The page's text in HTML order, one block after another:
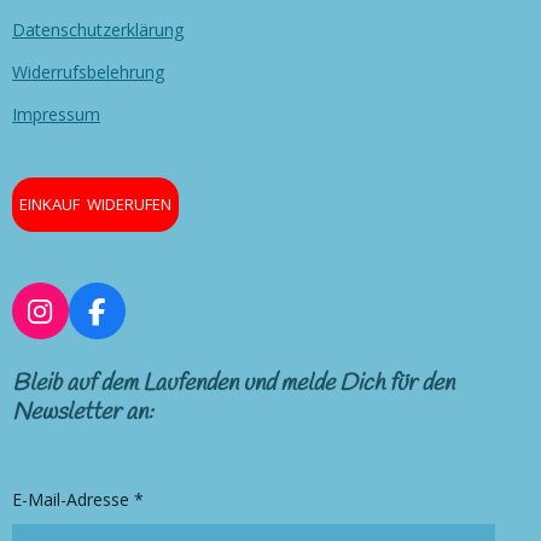
Datenschutzerklärung
Widerrufsbelehrung
Impressum
EINKAUF WIDERUFEN
I
n
s
t
a
a
F
a
c
e
b
k
Bleib auf dem Laufenden und melde Dich für den
Newsletter an:
E-Mail-Adresse *